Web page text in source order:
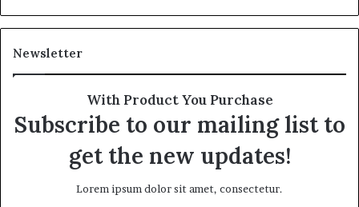
Newsletter
With Product You Purchase
Subscribe to our mailing list to
get the new updates!
Lorem ipsum dolor sit amet, consectetur.